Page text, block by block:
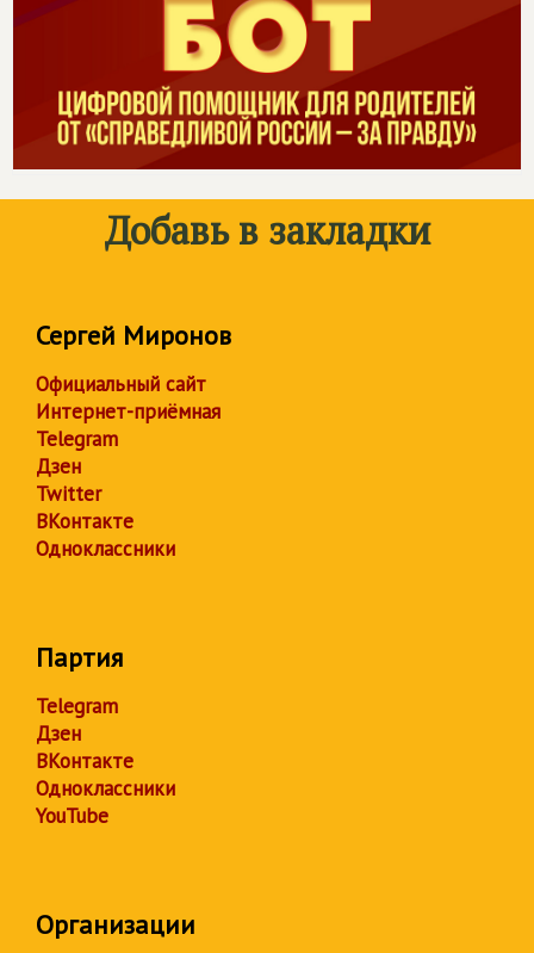
Добавь в закладки
Сергей Миронов
Официальный сайт
Интернет-приёмная
Telegram
Дзен
Twitter
ВКонтакте
Одноклассники
Партия
Telegram
Дзен
ВКонтакте
Одноклассники
YouTube
Организации